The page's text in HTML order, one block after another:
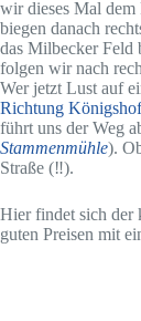
wir dieses Mal
biegen danach
das Milbecker Feld
folgen wir nach
Wer jetzt Lust auf
Richtung Königshof
führt uns der Weg
Stammenmühle).
Straße (‼️).
Hier findet sich der
guten Preisen mit